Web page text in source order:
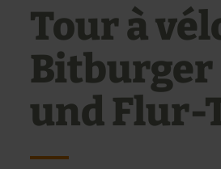
Tour à
Bitburger
und Flur-